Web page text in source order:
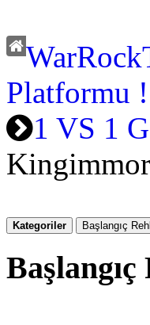
Platformu !
1 VS 1
Kategoriler Başlangıç